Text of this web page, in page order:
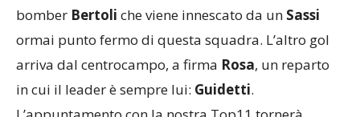
bomber Bertoli che viene innescato da un Sassi
ormai punto fermo di questa squadra. L’altro gol
arriva dal centrocampo, a firma Rosa, un reparto
in cui il leader è sempre lui: Guidetti.